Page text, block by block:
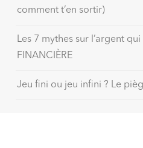
comment t’en sortir)
Les 7 mythes sur l’argent
FINANCIÈRE
Jeu fini ou jeu infini ? Le